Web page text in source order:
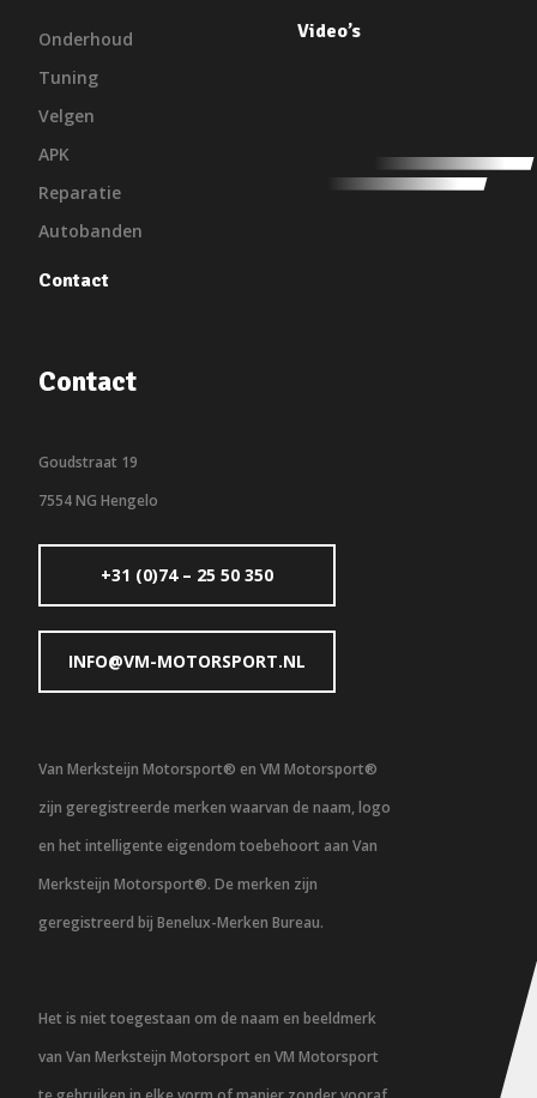
Onderhoud
Tuning
Velgen
APK
Reparatie
Autobanden
Contact
Video’s
Contact
Goudstraat 19
7554 NG Hengelo
+31 (0)74 – 25 50 350
INFO@VM-MOTORSPORT.NL
Van Merksteijn Motorsport® en VM Motorsport®
zijn geregistreerde merken waarvan de naam, logo
en het intelligente eigendom toebehoort aan Van
Merksteijn Motorsport®. De merken zijn
geregistreerd bij Benelux-Merken Bureau.
Het is niet toegestaan om de naam en beeldmerk
van Van Merksteijn Motorsport en VM Motorsport